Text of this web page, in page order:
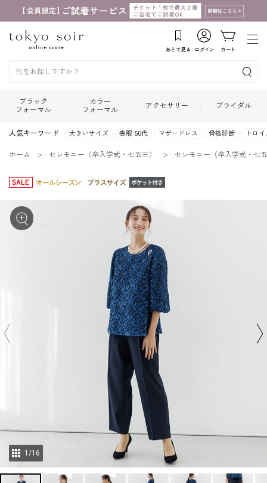
あとで見る ログイン カート
ブラック
フォーマル
カラー
フォーマル
アクセサリー ブライダル
人気キーワード 大きいサイズ 喪服 50代 マザードレス 骨格診断 トロ
ホーム セレモニー（卒入学式・七五三） セレモニー（卒入学式・七
1 /16